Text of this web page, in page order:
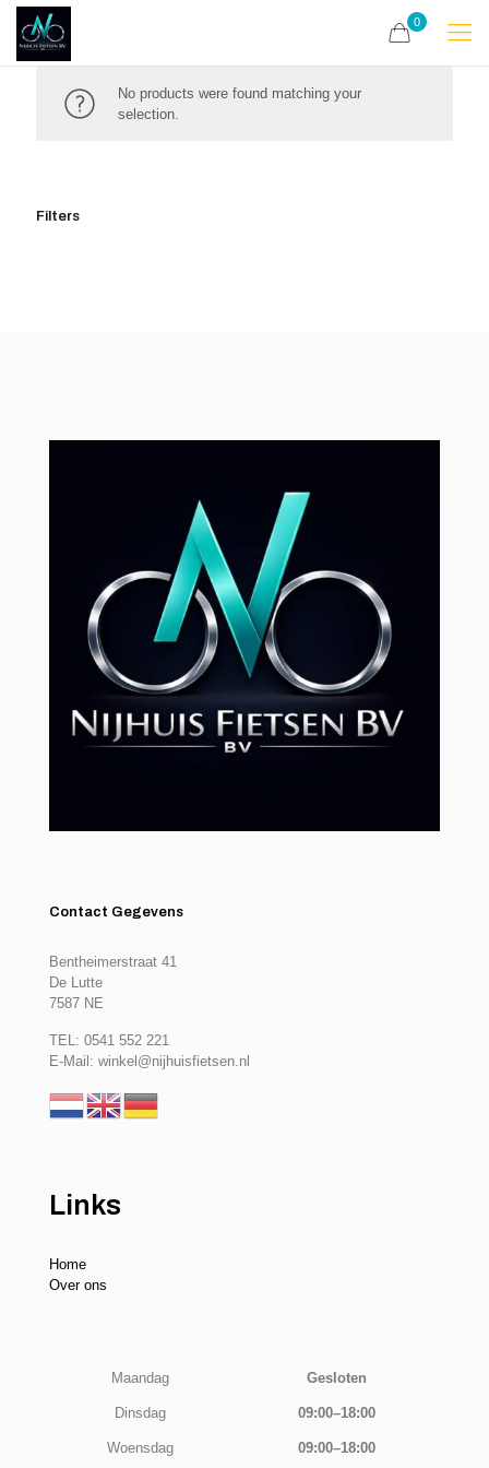
0
No products were found matching your
selection.
Filters
Contact Gegevens
Bentheimerstraat 41
De Lutte
7587 NE
TEL: 0541 552 221
E-Mail: winkel@nijhuisfietsen.nl
Links
Home
Over ons
Maandag Gesloten
Dinsdag 09:00–18:00
Woensdag 09:00–18:00